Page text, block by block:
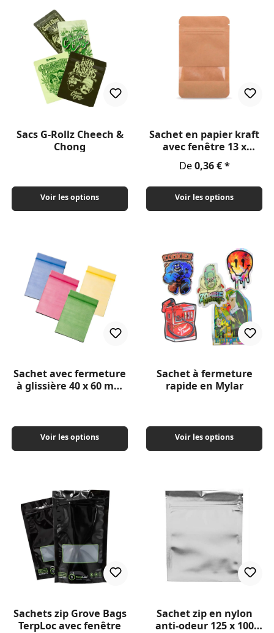
Sacs G-Rollz Cheech &
Chong
Voir les options
Sachet en papier kraft
avec fenêtre 13 x
22,5cm
Prix régulier :
De0,36 €
Voir les options
Sachet avec fermeture
à glissière 40 x 60 mm
Voir les options
Sachet à fermeture
rapide en Mylar
Voir les options
Sachets zip Grove Bags
TerpLoc avec fenêtre
Sachet zip en nylon
anti-odeur 125 x 100